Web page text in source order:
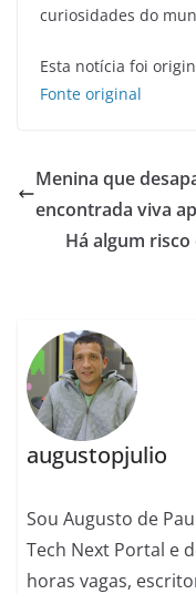
curiosidades do
Esta notícia foi
Fonte original
Menina que
encontrada viva
Há algum
augustopjulio
Sou Augusto de
Tech Next Portal e
horas vagas,